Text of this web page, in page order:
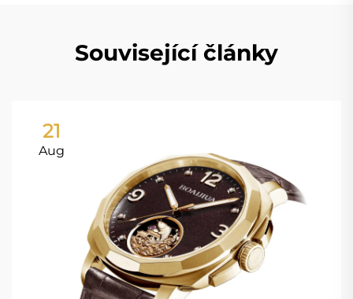
Související články
21
Aug